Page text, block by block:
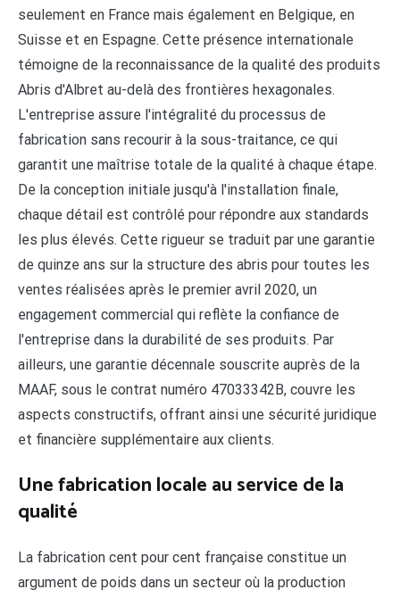
seulement en France mais également en Belgique, en
Suisse et en Espagne. Cette présence internationale
témoigne de la reconnaissance de la qualité des produits
Abris d'Albret au-delà des frontières hexagonales.
L'entreprise assure l'intégralité du processus de
fabrication sans recourir à la sous-traitance, ce qui
garantit une maîtrise totale de la qualité à chaque étape.
De la conception initiale jusqu'à l'installation finale,
chaque détail est contrôlé pour répondre aux standards
les plus élevés. Cette rigueur se traduit par une garantie
de quinze ans sur la structure des abris pour toutes les
ventes réalisées après le premier avril 2020, un
engagement commercial qui reflète la confiance de
l'entreprise dans la durabilité de ses produits. Par
ailleurs, une garantie décennale souscrite auprès de la
MAAF, sous le contrat numéro 47033342B, couvre les
aspects constructifs, offrant ainsi une sécurité juridique
et financière supplémentaire aux clients.
Une fabrication locale au service de la
qualité
La fabrication cent pour cent française constitue un
argument de poids dans un secteur où la production